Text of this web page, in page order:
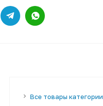
Все товары категории